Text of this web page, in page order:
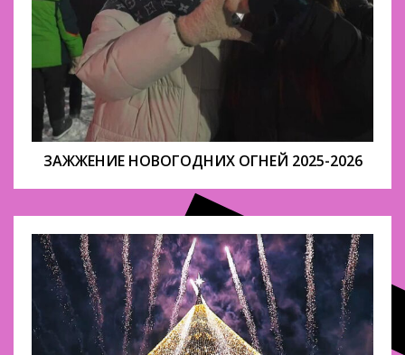
ЗАЖЖЕНИЕ НОВОГОДНИХ ОГНЕЙ 2025-2026